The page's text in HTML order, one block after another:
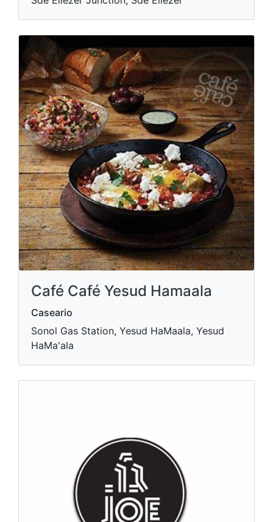
Café Café Yesud Hamaala
Caseario
Sonol Gas Station, Yesud HaMaala, Yesud
HaMa'ala